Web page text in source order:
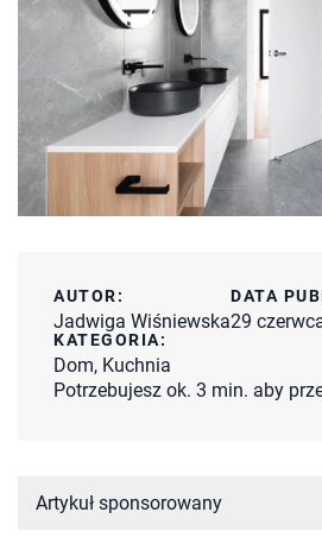
AUTOR:
Jadwiga Wiśniewska
DATA
29
KATEGORIA:
Dom, Kuchnia
Potrzebujesz ok. 3 min. aby
Artykuł sponsorowany